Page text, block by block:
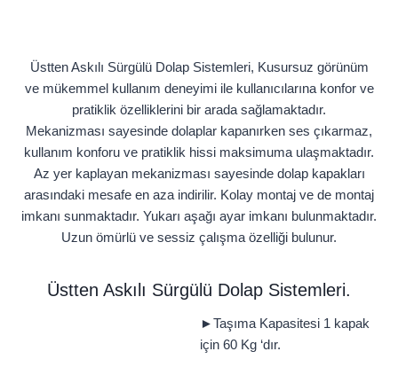
Üstten Askılı Sürgülü Dolap Sistemleri, Kusursuz görünüm
ve mükemmel kullanım deneyimi ile kullanıcılarına konfor ve
pratiklik özelliklerini bir arada sağlamaktadır.
Mekanizması sayesinde dolaplar kapanırken ses çıkarmaz,
kullanım konforu ve pratiklik hissi maksimuma ulaşmaktadır.
Az yer kaplayan mekanizması sayesinde dolap kapakları
arasındaki mesafe en aza indirilir. Kolay montaj ve de montaj
imkanı sunmaktadır. Yukarı aşağı ayar imkanı bulunmaktadır.
Uzun ömürlü ve sessiz çalışma özelliği bulunur.
Üstten Askılı Sürgülü Dolap Sistemleri.
►Taşıma Kapasitesi 1 kapak
için 60 Kg ‘dır.